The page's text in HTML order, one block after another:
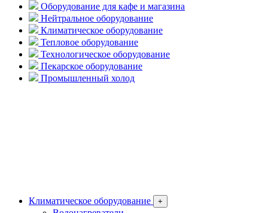
Оборудование для кафе и магазина
Нейтральное оборудование
Климатическое оборудование
Тепловое оборудование
Технологическое оборудование
Пекарское оборудование
Промышленный холод
Климатическое оборудование +